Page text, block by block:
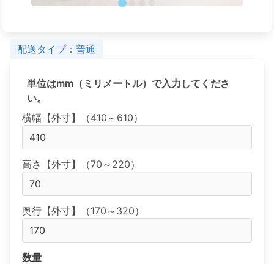
配送タイプ：普通
単位はmm（ミリメートル）で入力してくださ
い。
横幅【外寸】（410～610）
高さ【外寸】（70～220）
奥行【外寸】（170～320）
数量